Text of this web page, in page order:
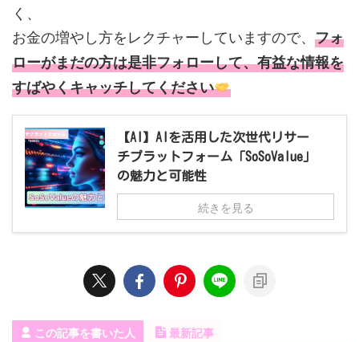
く、
お金の増やし方をレクチャーしていますので、 フォ
ローがまだの方は是非フォローして、有益な情報を
すばやくキャッチしてください
【AI】AIを活用した次世代リサー
チプラットフォーム「SoSoValue」
の魅力と可能性
続きを見る
この記事を書いた人 最新記事